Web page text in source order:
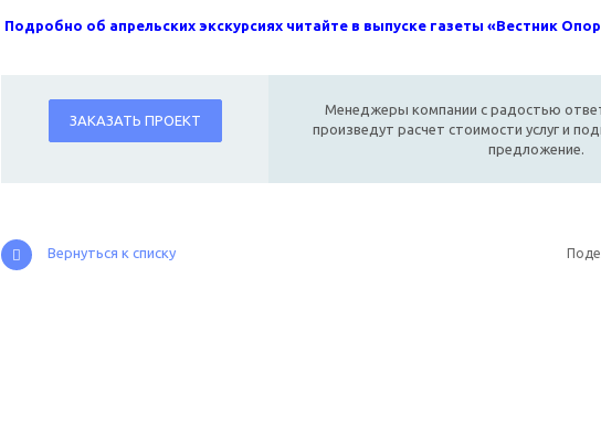
Подробно об апрельских экскурсиях читайте в выпуске газеты «Вестник
ЗАКАЗАТЬ ПРОЕКТ
Менеджеры компании с радостью
произведут расчет стоимости услуг и
предложение.
Вернуться к списку